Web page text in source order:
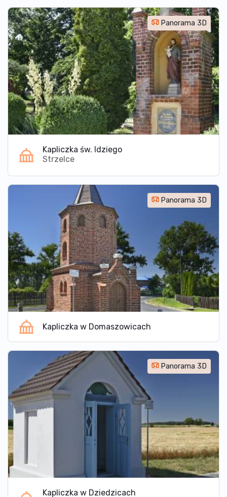
Panorama 3D
Kapliczka św. Idziego
Strzelce
Panorama 3D
Kapliczka w Domaszowicach
Panorama 3D
Kapliczka w Dziedzicach